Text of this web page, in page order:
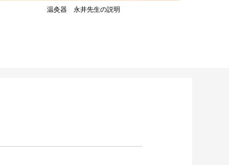
温灸器 永井先生の説明